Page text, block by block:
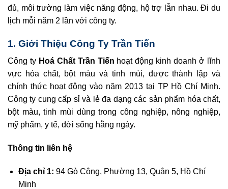
đủ, môi trường làm việc năng động, hộ trợ lẫn nhau. Đi du
lịch mỗi năm 2 lần với công ty.
1. Giới Thiệu Công Ty Trần Tiến
Công ty Hoá Chất Trần Tiến hoạt động kinh doanh ở lĩnh
vực hóa chất, bột màu và tinh mùi, được thành lập và
chính thức hoạt động vào năm 2013 tại TP Hồ Chí Minh.
Công ty cung cấp sỉ và lẻ đa dạng các sản phẩm hóa chất,
bột màu, tinh mùi dùng trong công nghiệp, nông nghiệp,
mỹ phẩm, y tế, đời sống hằng ngày.
Thông tin liên hệ
Địa chỉ 1: 94 Gò Công, Phường 13, Quận 5, Hồ Chí
Minh